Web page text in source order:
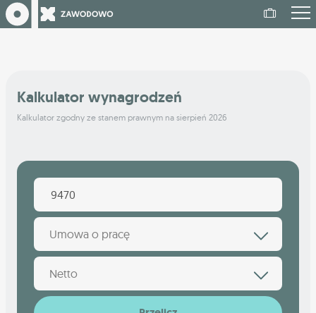
Kalkulator wynagrodzeń
Kalkulator zgodny ze stanem prawnym na sierpień 2026
Umowa o pracę
Netto